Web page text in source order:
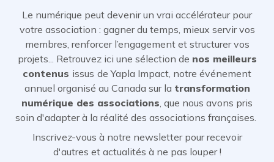
Le numérique peut devenir un vrai accélérateur pour
votre association : gagner du temps, mieux servir vos
membres, renforcer l’engagement et structurer vos
projets... Retrouvez ici une sélection de nos meilleurs
contenus issus de Yapla Impact, notre événement
annuel organisé au Canada sur la transformation
numérique des associations , que nous avons pris
soin d'adapter à la réalité des associations françaises.
Inscrivez-vous à notre newsletter pour recevoir
d'autres et actualités à ne pas louper !